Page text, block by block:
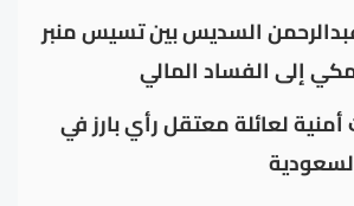
السديس بين تسيس منبر
إلى الفساد المالي
لعائلة معتقل رأي بارز في